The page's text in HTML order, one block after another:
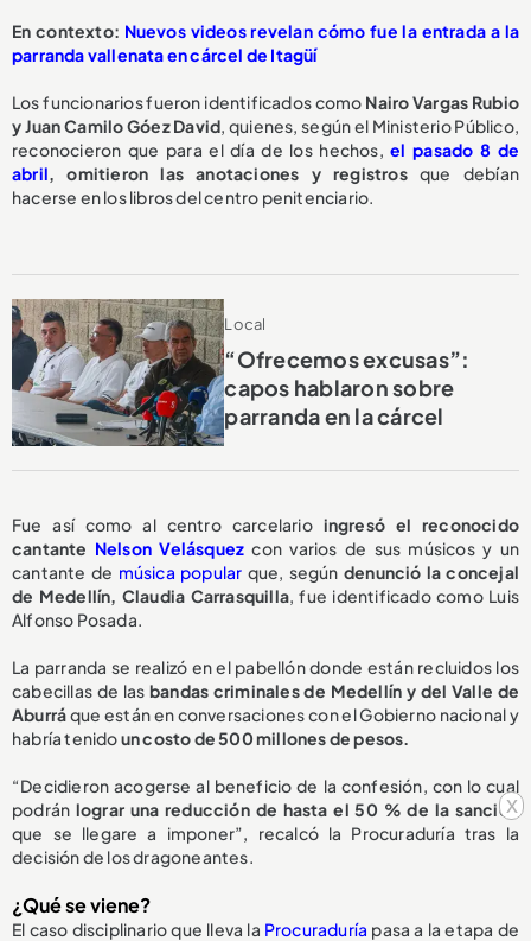
x
En contexto: Nuevos videos revelan cómo fue la entrada a la
parranda vallenata en cárcel de Itagüí
Los funcionarios fueron identificados como Nairo Vargas Rubio
y Juan Camilo Góez David, quienes, según el Ministerio Público,
reconocieron que para el día de los hechos,el pasado 8 de
abril, omitieron las anotaciones y registrosque debían
hacerse en los libros del centro penitenciario.
Local
“Ofrecemos excusas”:
capos hablaron sobre
parranda en la cárcel
Fue así como al centro carcelario ingresó el reconocido
cantante Nelson Velásquez con varios de sus músicos y un
cantante de música popular que, según denunció la concejal
de Medellín, Claudia Carrasquilla, fue identificado como Luis
Alfonso Posada.
La parranda se realizó en el pabellón donde están recluidos los
cabecillas de las bandas criminales de Medellín y del Valle de
Aburráque están en conversaciones con el Gobierno nacional y
habría tenidoun costo de 500 millones de pesos.
“Decidieron acogerse al beneficio de la confesión, con lo cual
podrán lograr una reducción de hasta el 50 % de la sanción
que se llegare a imponer”, recalcó la Procuraduría tras la
decisión de los dragoneantes.
¿Qué se viene?
El caso disciplinario que lleva la Procuraduría pasa a la etapa de